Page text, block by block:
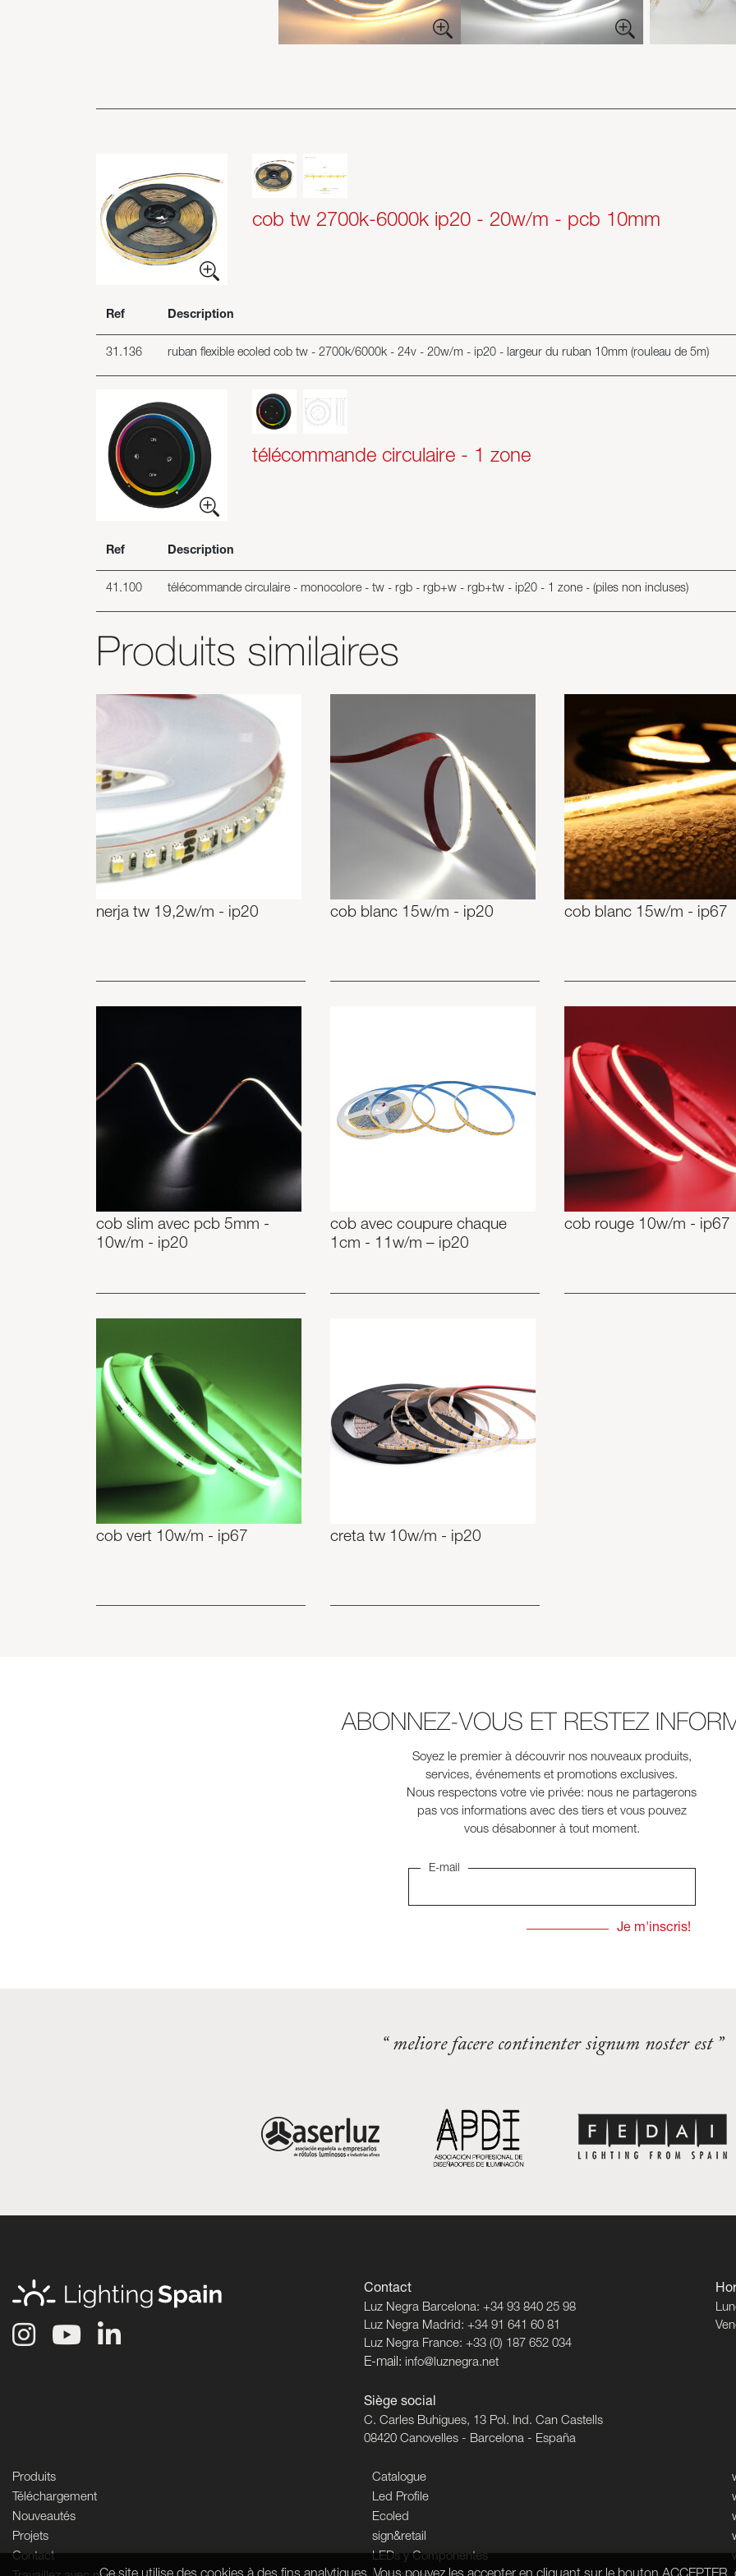
cob tw 2700k-6000k ip20 - 20w/m - pcb 10mm
Ref Description
31.136 ruban flexible ecoled cob tw - 2700k/6000k - 24v - 20w/m - ip20 - largeur du ruban 10mm (rouleau de 5m)
télécommande circulaire - 1 zone
Ref Description
41.100 télécommande circulaire - monocolore - tw - rgb - rgb+w - rgb+tw - ip20 - 1 zone - (piles non incluses)
Produits similaires
nerja tw 19,2w/m - ip20 cob blanc 15w/m - ip20 cob blanc 15w/m - ip67
cob slim avec pcb 5mm -
10w/m - ip20
cob avec coupure chaque
1cm - 11w/m – ip20
cob rouge 10w/m - ip67
cob vert 10w/m - ip67 creta tw 10w/m - ip20
ABONNEZ-VOUS ET RESTEZ
Soyez le premier à découvrir nos nouveaux produits,
services, événements et promotions exclusives.
Nous respectons votre vie privée: nous ne partagerons
pas vos informations avec des tiers et vous pouvez
vous désabonner à tout moment.
E-mail
“ meliore facere continenter signum noster est ”
Contact
Luz Negra Barcelona: +34 93 840 25 98
Luz Negra Madrid: +34 91 641 60 81
Luz Negra France: +33 (0) 187 652 034
E-mail: info@luznegra.net
Siège social
C. Carles Buhigues, 13 Pol. Ind. Can Castells
08420 Canovelles - Barcelona - España
Produits
Téléchargement
Nouveautés
Projets
Contact
Catalogue
Led Profile
Ecoled
sign&retail
LEDs y Componentes